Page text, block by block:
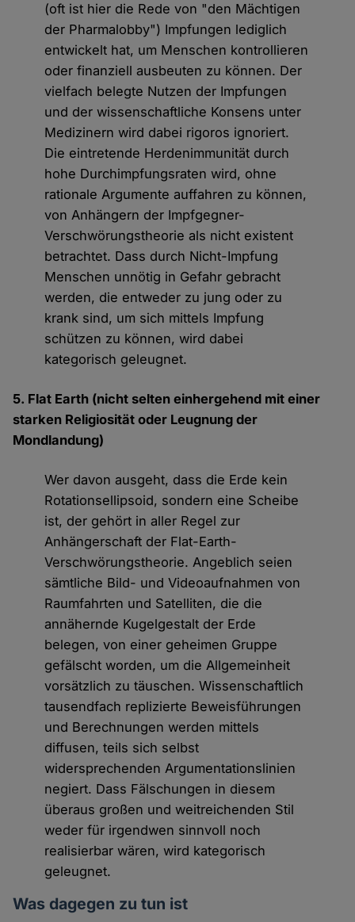
(oft ist hier die Rede von "den Mächtigen
der Pharmalobby") Impfungen lediglich
entwickelt hat, um Menschen kontrollieren
oder finanziell ausbeuten zu können. Der
vielfach belegte Nutzen der Impfungen
und der wissenschaftliche Konsens unter
Medizinern wird dabei rigoros ignoriert.
Die eintretende Herdenimmunität durch
hohe Durchimpfungsraten wird, ohne
rationale Argumente auffahren zu können,
von Anhängern der Impfgegner-
Verschwörungstheorie als nicht existent
betrachtet. Dass durch Nicht-Impfung
Menschen unnötig in Gefahr gebracht
werden, die entweder zu jung oder zu
krank sind, um sich mittels Impfung
schützen zu können, wird dabei
kategorisch geleugnet.
5. Flat Earth (nicht selten einhergehend mit einer
starken Religiosität oder Leugnung der
Mondlandung)
Wer davon ausgeht, dass die Erde kein
Rotationsellipsoid, sondern eine Scheibe
ist, der gehört in aller Regel zur
Anhängerschaft der Flat-Earth-
Verschwörungstheorie. Angeblich seien
sämtliche Bild- und Videoaufnahmen von
Raumfahrten und Satelliten, die die
annähernde Kugelgestalt der Erde
belegen, von einer geheimen Gruppe
gefälscht worden, um die Allgemeinheit
vorsätzlich zu täuschen. Wissenschaftlich
tausendfach replizierte Beweisführungen
und Berechnungen werden mittels
diffusen, teils sich selbst
widersprechenden Argumentationslinien
negiert. Dass Fälschungen in diesem
überaus großen und weitreichenden Stil
weder für irgendwen sinnvoll noch
realisierbar wären, wird kategorisch
geleugnet.
Was dagegen zu tun ist